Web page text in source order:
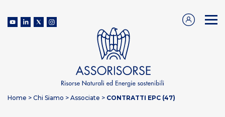
Home > Chi Siamo > Associate > CONTRATTI EPC (47)